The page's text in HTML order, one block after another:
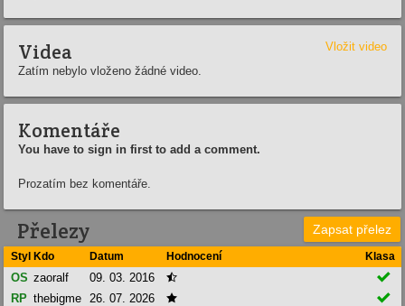
Videa
Vložit video
Zatím nebylo vloženo žádné video.
Komentáře
You have to sign in first to add a comment.
Prozatím bez komentáře.
Přelezy Zapsat přelez
Styl Kdo Datum Hodnocení Klasa
OS zaoralf 09. 03. 2016 

RP thebigme 26. 07. 2026  